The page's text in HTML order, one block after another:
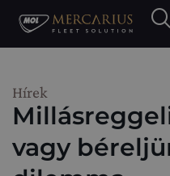
Hírek
vagy